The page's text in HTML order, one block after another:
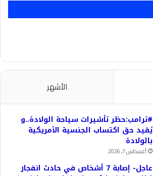
الأشهر
#ترامب:حظر تأشيرات سياحة الولادة..و
يُقيد حق اكتساب الجنسية الأمريكية
بالولادة
أغسطس 7, 2026
عاجل- إصابة 7 أشخاص في حادث انفجار